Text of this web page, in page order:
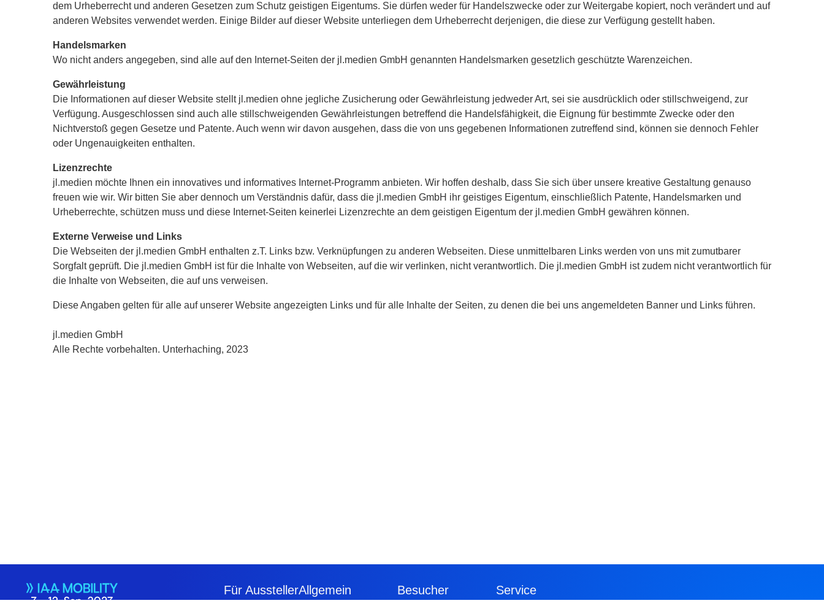
dem Urheberrecht und anderen Gesetzen zum Schutz geistigen Eigentums. Sie dürfen weder für Handelszwecke oder zur Weitergabe kopiert, noch verändert und auf
anderen Websites verwendet werden. Einige Bilder auf dieser Website unterliegen dem Urheberrecht derjenigen, die diese zur Verfügung gestellt haben.
Handelsmarken
Wo nicht anders angegeben, sind alle auf den Internet-Seiten der jl.medien GmbH genannten Handelsmarken gesetzlich geschützte Warenzeichen.
Gewährleistung
Die Informationen auf dieser Website stellt jl.medien ohne jegliche Zusicherung oder Gewährleistung jedweder Art, sei sie ausdrücklich oder stillschweigend, zur
Verfügung. Ausgeschlossen sind auch alle stillschweigenden Gewährleistungen betreffend die Handelsfähigkeit, die Eignung für bestimmte Zwecke oder den
Nichtverstoß gegen Gesetze und Patente. Auch wenn wir davon ausgehen, dass die von uns gegebenen Informationen zutreffend sind, können sie dennoch Fehler
oder Ungenauigkeiten enthalten.
Lizenzrechte
jl.medien möchte Ihnen ein innovatives und informatives Internet-Programm anbieten. Wir hoffen deshalb, dass Sie sich über unsere kreative Gestaltung genauso
freuen wie wir. Wir bitten Sie aber dennoch um Verständnis dafür, dass die jl.medien GmbH ihr geistiges Eigentum, einschließlich Patente, Handelsmarken und
Urheberrechte, schützen muss und diese Internet-Seiten keinerlei Lizenzrechte an dem geistigen Eigentum der jl.medien GmbH gewähren können.
Externe Verweise und Links
Die Webseiten der jl.medien GmbH enthalten z.T. Links bzw. Verknüpfungen zu anderen Webseiten. Diese unmittelbaren Links werden von uns mit zumutbarer
Sorgfalt geprüft. Die jl.medien GmbH ist für die Inhalte von Webseiten, auf die wir verlinken, nicht verantwortlich. Die jl.medien GmbH ist zudem nicht verantwortlich für
die Inhalte von Webseiten, die auf uns verweisen.
Diese Angaben gelten für alle auf unserer Website angezeigten Links und für alle Inhalte der Seiten, zu denen die bei uns angemeldeten Banner und Links führen.
jl.medien GmbH
Alle Rechte vorbehalten. Unterhaching, 2023